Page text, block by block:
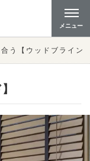
メニュー
う【ウッドブライン